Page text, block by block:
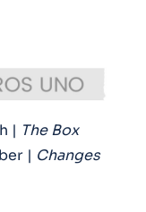
| The Box
| Changes